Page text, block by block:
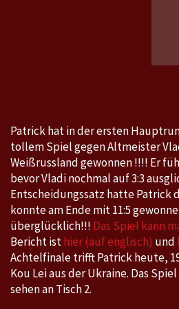
Patrick hat in der ersten
tollem Spiel gegen Altmeister
Weißrussland gewonnen !!!! Er
bevor Vladi nochmal auf 3:3
Entscheidungssatz hatte Patrick
konnte am Ende mit 11:5
überglücklich!!! Das Spiel kann
Bericht isthier (auf englisch) und
Achtelfinale trifft Patrick heute,
Kou Lei aus der Ukraine. Das
sehen an Tisch 2.